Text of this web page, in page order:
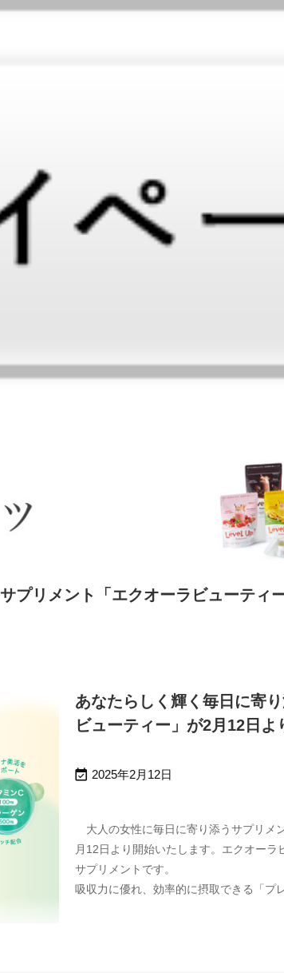
プリメント「エクオーラビューティ
あなたらしく輝く毎日に寄
ビューティー」が2月12日よ
 2025年2月12日
大人の女性に毎日に寄り添うサプリメ
月12日より開始いたします。エクオー
サプリメントです。
吸収力に優れ、効率的に摂取できる「プ